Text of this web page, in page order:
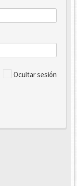
Ocultar sesión